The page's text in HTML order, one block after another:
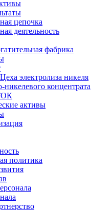
цепочка
деятельность
фабрика
электролиза никеля
никелевого концентрата
активы
политика